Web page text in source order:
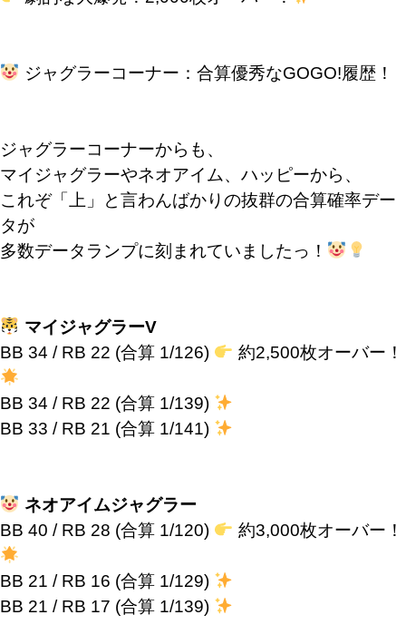
ジャグラーコーナー：合算優秀なGOGO!履歴！
ジャグラーコーナーからも、
マイジャグラーやネオアイム、ハッピーから、
これぞ「上」と言わんばかりの抜群の合算確率デー
タが
多数データランプに刻まれていましたっ！
マイジャグラーV
BB 34 / RB 22 (合算 1/126)
約2,500枚オーバー！
BB 34 / RB 22 (合算 1/139)
BB 33 / RB 21 (合算 1/141)
ネオアイムジャグラー
BB 40 / RB 28 (合算 1/120)
約3,000枚オーバー！
BB 21 / RB 16 (合算 1/129)
BB 21 / RB 17 (合算 1/139)